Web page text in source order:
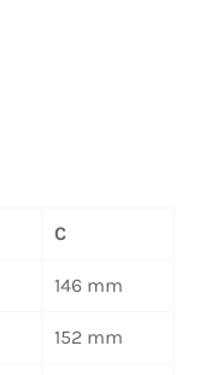
C
146 mm
152 mm